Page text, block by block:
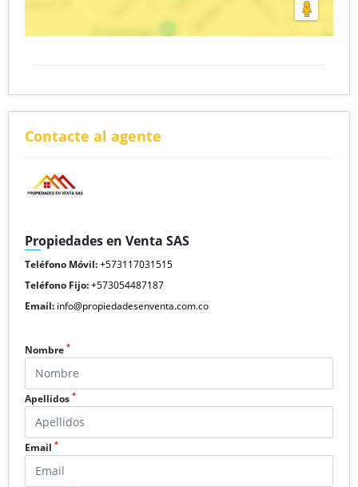
Contacte al agente
Propiedades en Venta SAS
Teléfono Móvil:+573117031515
Teléfono Fijo:+573054487187
Email: info@propiedadesenventa.com.co
Nombre *
Apellidos *
Email *